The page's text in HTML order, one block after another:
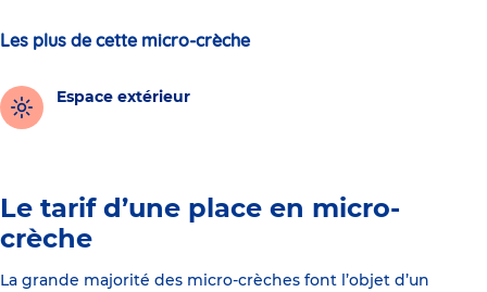
Les plus de cette micro-crèche
Espace extérieur
Le tarif d’une place en micro-
crèche
La grande majorité des micro-crèches font l’objet d’un